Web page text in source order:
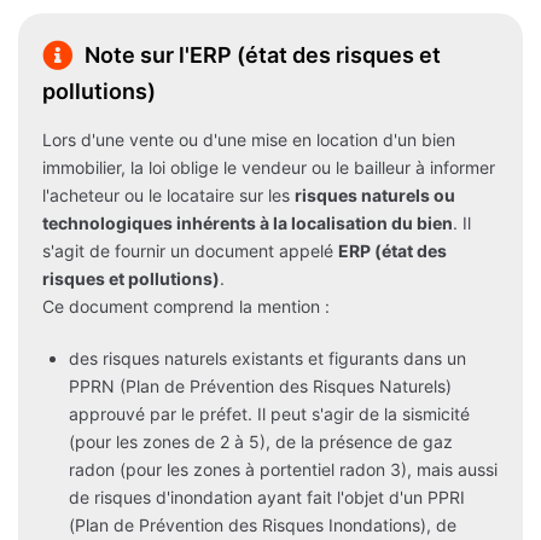
Note sur l'ERP (état des risques et
pollutions)
Lors d'une vente ou d'une mise en location d'un bien
immobilier, la loi oblige le vendeur ou le bailleur à informer
l'acheteur ou le locataire sur les risques naturels ou
technologiques inhérents à la localisation du bien. Il
s'agit de fournir un document appelé ERP (état des
risques et pollutions).
Ce document comprend la mention :
des risques naturels existants et figurants dans un
PPRN (Plan de Prévention des Risques Naturels)
approuvé par le préfet. Il peut s'agir de la sismicité
(pour les zones de 2 à 5), de la présence de gaz
radon (pour les zones à portentiel radon 3), mais aussi
de risques d'inondation ayant fait l'objet d'un PPRI
(Plan de Prévention des Risques Inondations), de